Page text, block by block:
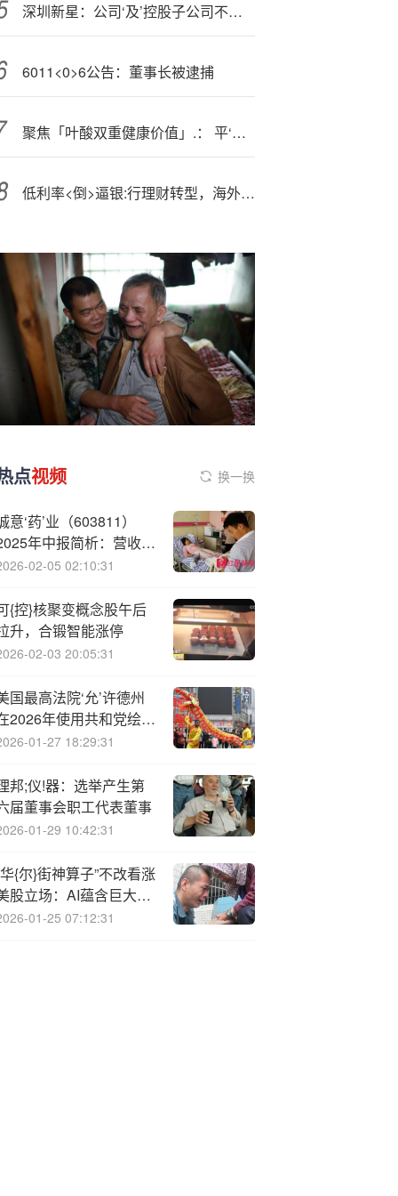
深圳新星：公司‘及’控股子公司不存在逾期担保
6011<0>6公告：董事长被逮捕
聚焦「叶酸双重健康价值」.： 平‘安’健康与斯利安药业开启数字化合作新路径
低利率<倒>逼银:行理财转型，海外配置与多元策略成破局关键
点视频 换一换
意‘药’业（603811）
年中报简析：营收净
润同比双双增长，盈利
02-05 02:10:31
{控}核聚变概念股午后
升，合锻智能涨停
02-03 20:05:31
国最高法院‘允’许德州
2026年使用共和党绘制
选区地图
01-27 18:29:31
邦;仪!器：选举产生第
届董事会职工代表董事
01-29 10:42:31
{尔}街神算子”不改看涨
股立场：AI蕴含巨大长
增长潜力
01-25 07:12:31